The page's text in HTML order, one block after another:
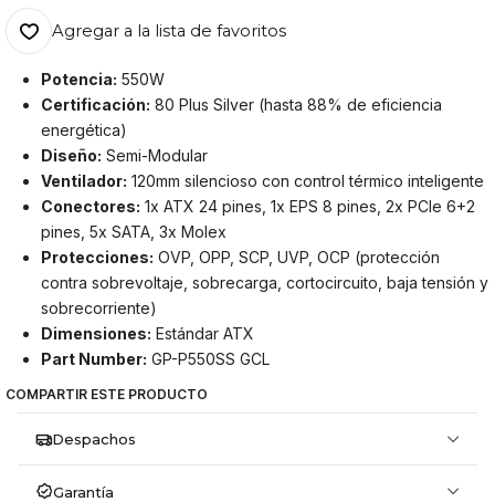
Agregar a la lista de favoritos
Potencia: 550W
Certificación: 80 Plus Silver (hasta 88% de eficiencia
energética)
Diseño: Semi-Modular
Ventilador: 120mm silencioso con control térmico inteligente
Conectores: 1x ATX 24 pines, 1x EPS 8 pines, 2x PCIe 6+2
pines, 5x SATA, 3x Molex
Protecciones: OVP, OPP, SCP, UVP, OCP (protección
contra sobrevoltaje, sobrecarga, cortocircuito, baja tensión y
sobrecorriente)
Dimensiones: Estándar ATX
Part Number: GP-P550SS GCL
COMPARTIR ESTE PRODUCTO
Despachos
Garantía